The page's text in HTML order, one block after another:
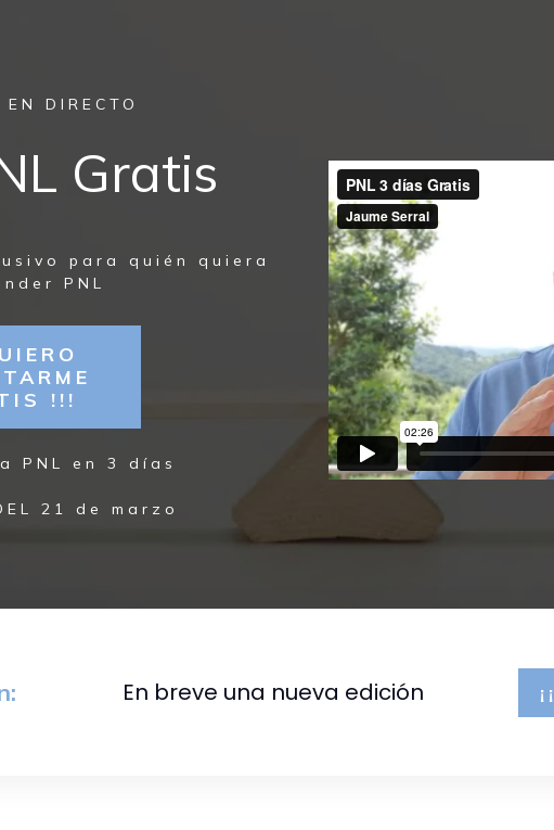
EN DIRECTO
Gratis
para quién quiera
PNL
!!!
PNL en 3 días
21 de marzo
En breve una nueva edición